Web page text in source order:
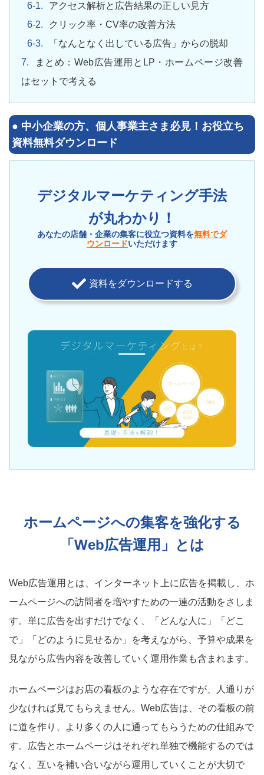
アクセス解析と広告結果の正しい見方
クリック率・CV率の改善方法
「なんとなく出している広告」からの脱却
まとめ：Web広告運用とLP・ホームページ改善
はセットで考える
● 中小企業の方、個人事業主さま必見！ お役立ち
資料無料ダウンロード
デジタルマーケティング手法
が丸わかり！
あなたの店舗・企業の集客に役立つ資料を無料でダ
ウンロードいただけます
資料をダウンロードする
ホームページへの集客を強化する
「Web広告運用」とは
Web広告運用とは、インターネット上に広告を掲載し、ホ
ームページへの訪問者を増やすための一連の活動をさしま
す。単に広告を出すだけでなく、「どんな人に」「どこ
で」「どのように見せるか」を考えながら、予算や成果を
見ながら広告内容を改善していく運用作業も含まれます。
ホームページはお店の看板のような存在ですが、人通りが
少なければ見てもらえません。Web広告は、その看板の前
に道を作り、より多くの人に通ってもらうための仕組みで
す。広告とホームページはそれぞれ単独で機能するのでは
なく、互いを補い合いながら運用していくことが大切で